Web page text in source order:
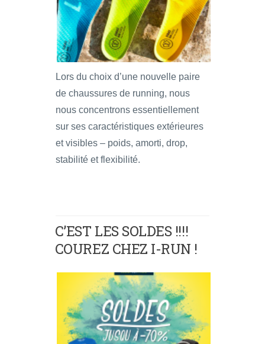
Lors du choix d’une nouvelle paire
de chaussures de running, nous
nous concentrons essentiellement
sur ses caractéristiques extérieures
et visibles – poids, amorti, drop,
stabilité et flexibilité.
C’EST LES SOLDES !!!!
COUREZ CHEZ I-RUN !